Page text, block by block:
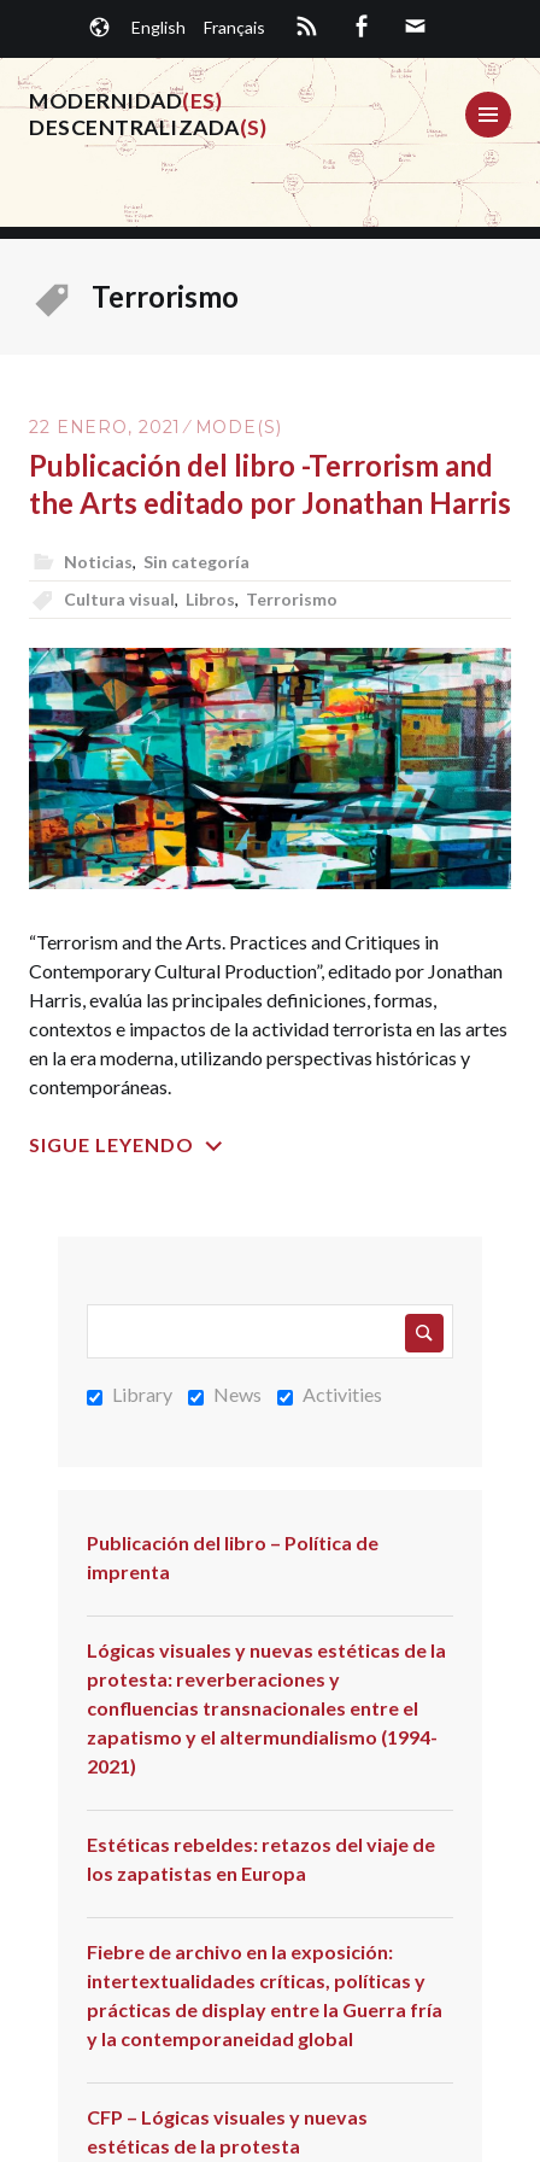
contenido.
English Français
MODERNIDAD(ES)
DESCENTRALIZADA(S)
Terrorismo
22 ENERO, 2021 MODE(S)
Publicación del libro -Terrorism and
the Arts editado por Jonathan Harris
Noticias, Sin categoría
Cultura visual, Libros, Terrorismo
“Terrorism and the Arts. Practices and Critiques in
Contemporary Cultural Production”, editado por Jonathan
Harris, evalúa las principales definiciones, formas,
contextos e impactos de la actividad terrorista en las artes
en la era moderna, utilizando perspectivas históricas y
contemporáneas.
SIGUE LEYENDO
Library News Activities
Publicación del libro – Política de
imprenta
Lógicas visuales y nuevas estéticas de la
protesta: reverberaciones y
confluencias transnacionales entre el
zapatismo y el altermundialismo (1994-
2021)
Estéticas rebeldes: retazos del viaje de
los zapatistas en Europa
Fiebre de archivo en la exposición:
intertextualidades críticas, políticas y
prácticas de display entre la Guerra fría
y la contemporaneidad global
CFP – Lógicas visuales y nuevas
estéticas de la protesta